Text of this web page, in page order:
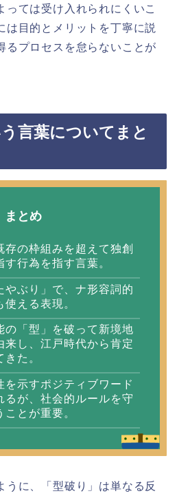
っては受け入れられにくいこ
は目的とメリットを丁寧に説
るプロセスを怠らないことが
う言葉についてまと
まとめ
存の枠組みを超えて独創
行為を指す言葉。
やぶり」で、ナ形容詞的
える表現。
の「型」を破って新境地
来し、江戸時代から肯定
た。
を示すポジティブワード
るが、社会的ルールを守
とが重要。
うに、「型破り」は単なる反